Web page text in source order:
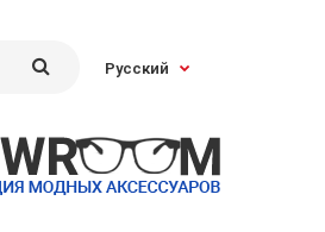
Русский